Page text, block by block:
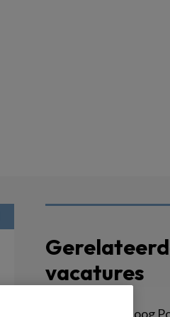
vacatures
Klinisch Psycholoog